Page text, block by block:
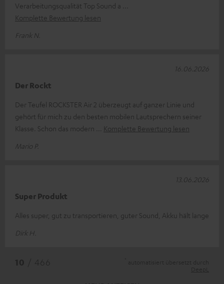
Verarbeitungsqualität Top Sound a
Komplette Bewertung lesen
Frank N.
Der Rockt
Der Teufel ROCKSTER Air 2 überzeugt auf ganzer Linie und
gehört für mich zu den besten mobilen Lautsprechern seiner
Klasse. Schon das modern
Komplette Bewertung lesen
Mario P.
16.06.2026
Super Produkt
Alles super, gut zu transportieren, guter Sound, Akku hält lange
Dirk H.
13.06.2026